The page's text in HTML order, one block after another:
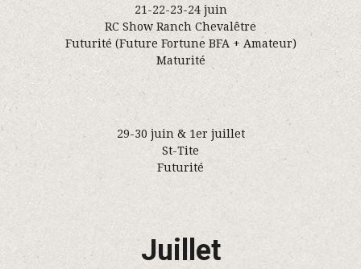
21-22-23-24 juin
RC Show Ranch Chevalêtre
Futurité (Future Fortune BFA + Amateur)
Maturité
29-30 juin & 1er juillet
St-Tite
Futurité
Juillet